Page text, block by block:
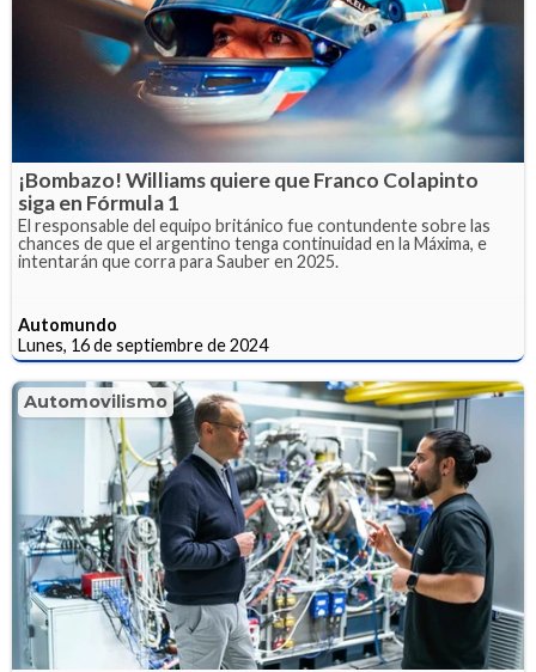
¡Bombazo! Williams quiere que Franco Colapinto
siga en Fórmula 1
El responsable del equipo británico fue contundente sobre las
chances de que el argentino tenga continuidad en la Máxima, e
intentarán que corra para Sauber en 2025.
Automundo
Lunes, 16 de septiembre de 2024
Automovilismo